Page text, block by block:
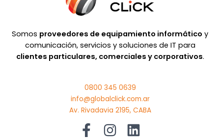
Somos proveedores de equipamiento informático y
comunicación, servicios y soluciones de IT para
clientes particulares, comerciales y corporativos.
0800 345 0639
info@globalclick.com.ar
Av. Rivadavia 2195, CABA